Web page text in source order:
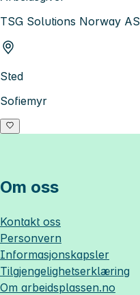
TSG Solutions Norway AS
Sted
Sofiemyr
Om oss
Kontakt oss
Personvern
Informasjonskapsler
Tilgjengelighetserklæring
Om arbeidsplassen.no